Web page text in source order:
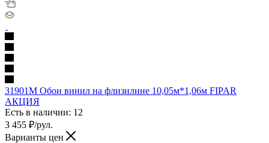
31901М Обои винил на флизилине 10,05м*1,06м FIPAR
АКЦИЯ
Есть в наличии: 12
3 455 ₽/рул.
Варианты цен